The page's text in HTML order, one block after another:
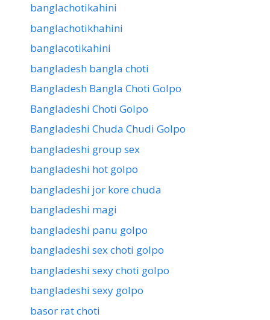
banglachotikahini
banglachotikhahini
banglacotikahini
bangladesh bangla choti
Bangladesh Bangla Choti Golpo
Bangladeshi Choti Golpo
Bangladeshi Chuda Chudi Golpo
bangladeshi group sex
bangladeshi hot golpo
bangladeshi jor kore chuda
bangladeshi magi
bangladeshi panu golpo
bangladeshi sex choti golpo
bangladeshi sexy choti golpo
bangladeshi sexy golpo
basor rat choti